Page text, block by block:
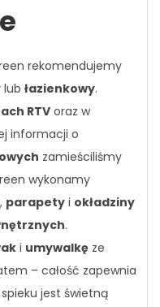
rekomendujemy
lub łazienkowy.
RTVoraz w
informacji o
zamieściliśmy
wykonamy
, parapety i okładziny
.
i umywalkę ze
– całość zapewnia
jest świetną